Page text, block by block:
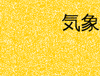
気象に